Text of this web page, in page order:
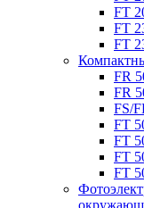
FT
FT
FT
FR
FR
FS/
FT
FT
FT
FT